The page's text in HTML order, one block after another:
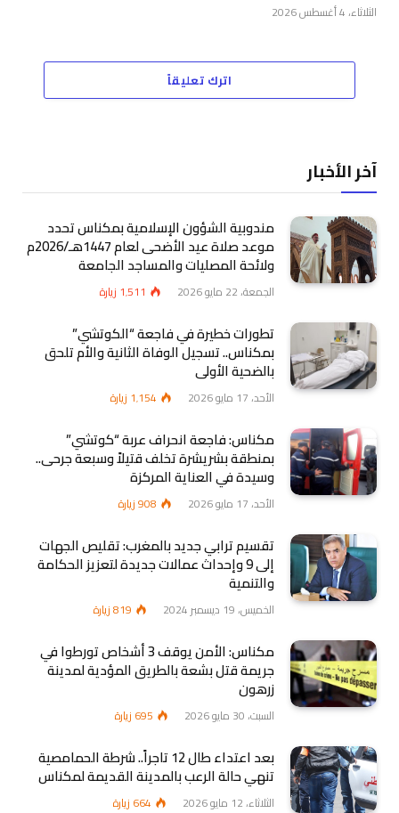
الثلاثاء، 4 أغسطس 2026
اترك تعليقاً
آخر الأخبار
مندوبية الشؤون الإسلامية بمكناس تحدد
موعد صلاة عيد الأضحى لعام 1447هـ/2026م
ولائحة المصليات والمساجد الجامعة
الجمعة، 22 مايو 2026 1٬511 زيارة
تطورات خطيرة في فاجعة “الكوتشي”
بمكناس.. تسجيل الوفاة الثانية والأم تلحق
بالضحية الأولى
الأحد، 17 مايو 2026 1٬154 زيارة
مكناس: فاجعة انحراف عربة “كوتشي”
بمنطقة بشريشرة تخلف قتيلاً وسبعة جرحى..
وسيدة في العناية المركزة
الأحد، 17 مايو 2026 908زيارة
تقسيم ترابي جديد بالمغرب: تقليص الجهات
إلى 9 وإحداث عمالات جديدة لتعزيز الحكامة
والتنمية
الخميس، 19 ديسمبر 2024 819زيارة
مكناس: الأمن يوقف 3 أشخاص تورطوا في
جريمة قتل بشعة بالطريق المؤدية لمدينة
زرهون
السبت، 30 مايو 2026 695 زيارة
بعد اعتداء طال 12 تاجراً.. شرطة الحمامصية
تنهي حالة الرعب بالمدينة القديمة لمكناس
الثلاثاء، 12 مايو 2026 664 زيارة